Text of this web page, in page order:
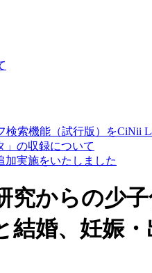
検索機能（試行版）をCiNii
」の収録について
加実施をいたしました
究からの少
婚、妊娠・